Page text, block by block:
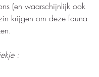
(en waarschijnlijk ook
krijgen om deze fauna
: